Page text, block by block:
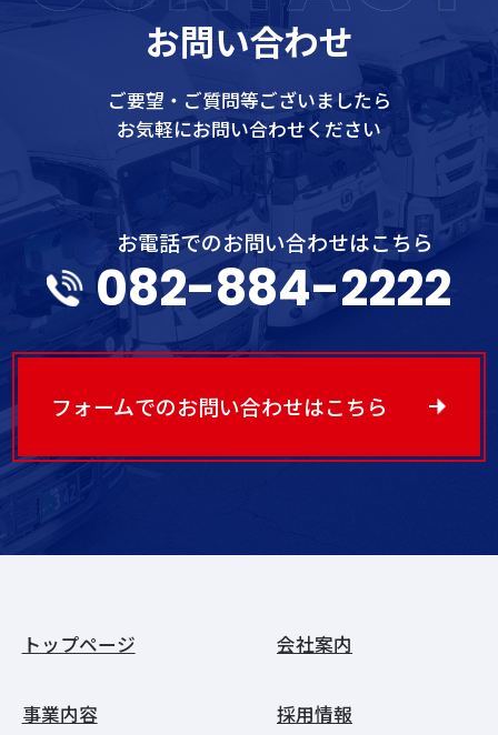
お問い合わせ
ご要望・ご質問等ございましたら
お気軽にお問い合わせください
お電話でのお問い合わせはこちら
082-884-2222
フォームでのお問い合わせはこちら
トップページ
事業内容
会社案内
採用情報